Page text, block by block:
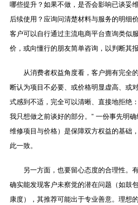
哪些提升？如果不做，是否会影响已谈妥
后续使用？应询问清楚材料与服务的明细
客户可以自行通过主流电商平台查询类似
价，或向懂行的朋友简单咨询，以判断其报
从消费者权益角度看，客户拥有完全
断认为项目不必要、或价格明显虚高、或
式感到不适，完全可以清晰、直接地拒绝
我只想做之前谈好的部分。” 一份事先明
维修项目与价格）是保障双方权益的基础
此一致。
另一方面，也要留心态度的合理性。
确实能发现客户未察觉的潜在问题（如鼓
康度），其推荐可能出于专业善意。理想